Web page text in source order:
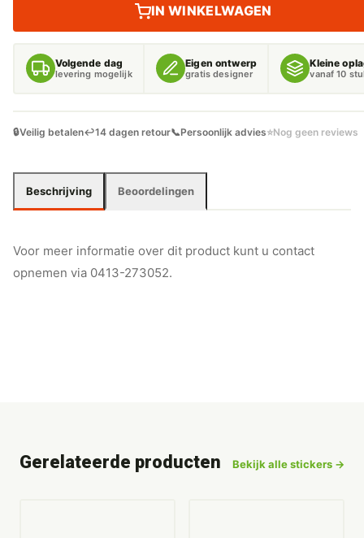
IN WINKELWAGEN
Volgende dag
levering mogelijk
Eigen ontwerp
gratis designer
Kleine
vanaf 10
🔒Veilig betalen↩️14 dagen retour📞Persoonlijk advies⭐Nog geen reviews
Beschrijving Beoordelingen
Voor meer informatie over dit product kunt u contact
opnemen via 0413-273052.
Gerelateerde producten Bekijk alle stickers →